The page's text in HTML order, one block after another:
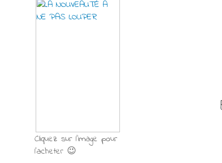
Cliquez sur l'image pour
l'acheter 😉